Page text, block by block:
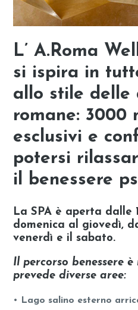
L’ A.Roma
si ispira in
allo stile delle
romane: 3000
esclusivi e
potersi
il benessere
La SPA è aperta dalle
domenica al giovedì,
venerdì e il sabato.
Il percorso benessere
prevede diverse aree:
• Lago salino esterno